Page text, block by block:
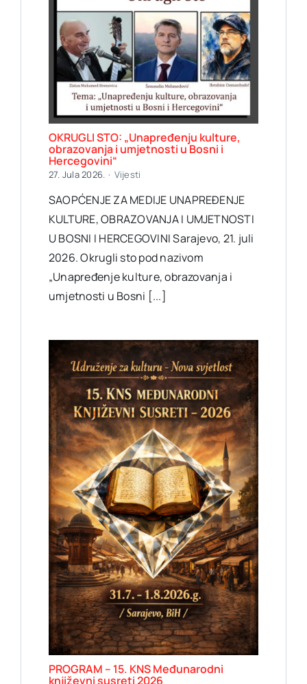
OKRUGLI STO: „Unapređenju kulture,
obrazovanja i umjetnosti u Bosni i
Hercegovini“
27. Jula 2026. · Vijesti
SAOPĆENJE ZA MEDIJE UNAPREĐENJE
KULTURE, OBRAZOVANJA I UMJETNOSTI
U BOSNI I HERCEGOVINI Sarajevo, 21. juli
2026. Okrugli sto pod nazivom
„Unapređenje kulture, obrazovanja i
umjetnosti u Bosni [...]
PROGRAM – 15. KNS Međunarodni
književni susreti 2026